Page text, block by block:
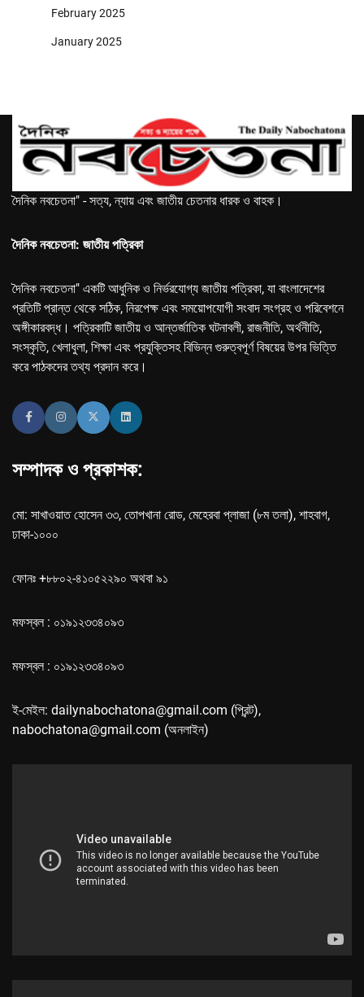
February 2025
January 2025
দৈনিক নবচেতনা" - সত্য, ন্যায় এবং জাতীয় চেতনার ধারক ও বাহক।
দৈনিক নবচেতনা: জাতীয় পত্রিকা
দৈনিক নবচেতনা" একটি আধুনিক ও নির্ভরযোগ্য জাতীয় পত্রিকা, যা বাংলাদেশের
প্রতিটি প্রান্ত থেকে সঠিক, নিরপেক্ষ এবং সময়োপযোগী সংবাদ সংগ্রহ ও পরিবেশনে
অঙ্গীকারবদ্ধ। পত্রিকাটি জাতীয় ও আন্তর্জাতিক ঘটনাবলী, রাজনীতি, অর্থনীতি,
সংস্কৃতি, খেলাধুলা, শিক্ষা এবং প্রযুক্তিসহ বিভিন্ন গুরুত্বপূর্ণ বিষয়ের উপর ভিত্তি
করে পাঠকদের তথ্য প্রদান করে।
সম্পাদক ও প্রকাশক:
মো: সাখাওয়াত হোসেন ৩৩, তোপখানা রোড, মেহেরবা প্লাজা (৮ম তলা), শাহবাগ,
ঢাকা-১০০০
ফোনঃ +৮৮০২-৪১০৫২২৯০ অথবা ৯১
মফস্বল : ০১৯১২৩৩৪০৯৩
মফস্বল : ০১৯১২৩৩৪০৯৩
ই-মেইল: dailynabochatona@gmail.com (প্রিন্ট),
nabochatona@gmail.com (অনলাইন)